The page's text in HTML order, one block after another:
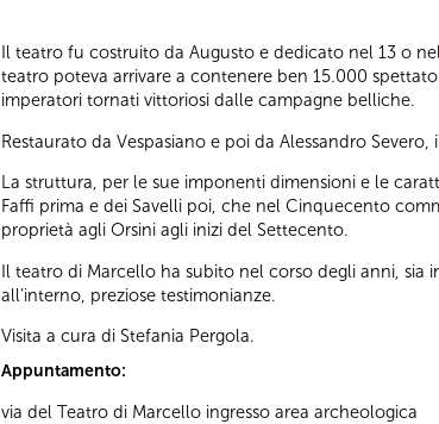
Il teatro fu costruito da Augusto e dedicato nel 13 o
teatro poteva arrivare a contenere ben 15.000
imperatori tornati vittoriosi dalle campagne belliche.
Restaurato da Vespasiano e poi da Alessandro
La struttura, per le sue imponenti dimensioni e le
Faffi prima e dei Savelli poi, che nel Cinquecento
proprietà agli Orsini agli inizi del Settecento.
Il teatro di Marcello ha subito nel corso degli anni,
all’interno, preziose testimonianze.
Visita a cura di Stefania Pergola.
Appuntamento:
via del Teatro di Marcello ingresso area archeologica